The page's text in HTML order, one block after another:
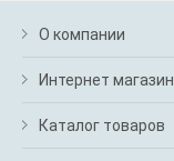
О компании
Интернет магазин
Каталог товаров